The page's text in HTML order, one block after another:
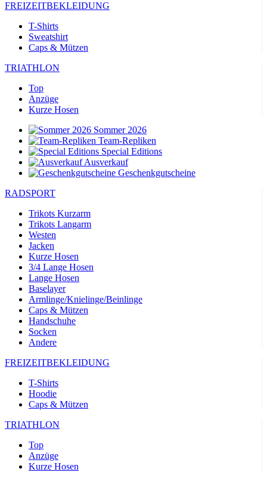
FREIZEITBEKLEIDUNG
T-Shirts
Sweatshirt
Caps & Mützen
TRIATHLON
Top
Anzüge
Kurze Hosen
Sommer 2026
Team-Repliken
Special Editions
Ausverkauf
Geschenkgutscheine
RADSPORT
Trikots Kurzarm
Trikots Langarm
Westen
Jacken
Kurze Hosen
3/4 Lange Hosen
Lange Hosen
Baselayer
Armlinge/Knielinge/Beinlinge
Caps & Mützen
Handschuhe
Socken
Andere
FREIZEITBEKLEIDUNG
T-Shirts
Hoodie
Caps & Mützen
TRIATHLON
Top
Anzüge
Kurze Hosen